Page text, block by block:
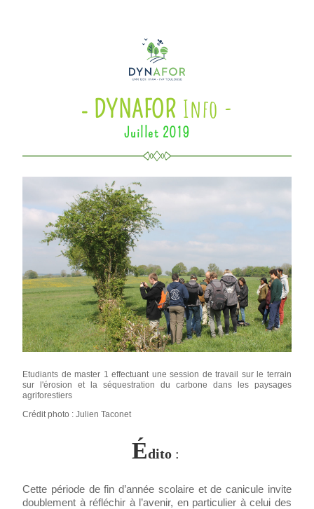
- DYNAFOR Info -
Juillet 2019
Etudiants de master 1 effectuant une session de travail sur le terrain
sur l'érosion et la séquestration du carbone dans les paysages
agriforestiers
Crédit photo : Julien Taconet
Édito :
Cette période de fin d’année scolaire et de canicule invite
doublement à réfléchir à l’avenir, en particulier à celui des